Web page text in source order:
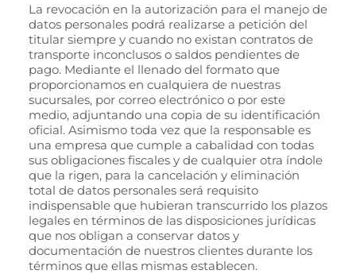
La revocación en la autorización para el manejo de
datos personales podrá realizarse a petición del
titular siempre y cuando no existan contratos de
transporte inconclusos o saldos pendientes de
pago. Mediante el llenado del formato que
proporcionamos en cualquiera de nuestras
sucursales, por correo electrónico o por este
medio, adjuntando una copia de su identificación
oficial. Asimismo toda vez que la responsable es
una empresa que cumple a cabalidad con todas
sus obligaciones fiscales y de cualquier otra índole
que la rigen, para la cancelación y eliminación
total de datos personales será requisito
indispensable que hubieran transcurrido los plazos
legales en términos de las disposiciones jurídicas
que nos obligan a conservar datos y
documentación de nuestros clientes durante los
términos que ellas mismas establecen.